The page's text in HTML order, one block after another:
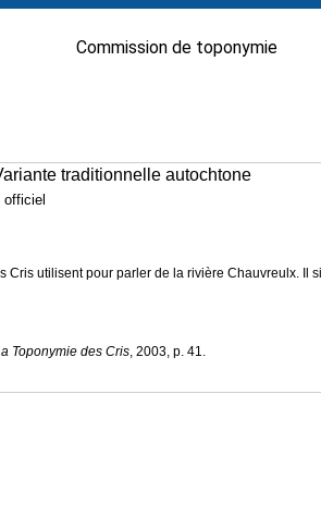
Commission de toponymie
traditionnelle autochtone
officiel
Cris utilisent pour parler de la rivière Chauvreulx. Il
Toponymie des Cris, 2003, p. 41.